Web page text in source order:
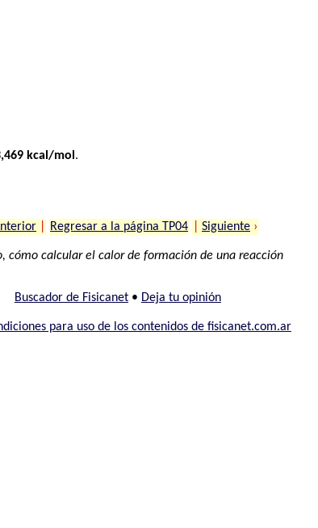
kcal/mol.
Regresar a la página TP04 Siguiente ›
cómo calcular el calor de formación de una reacción
Buscador de Fisicanet• Deja tu opinión
para uso de los contenidos de fisicanet.com.ar